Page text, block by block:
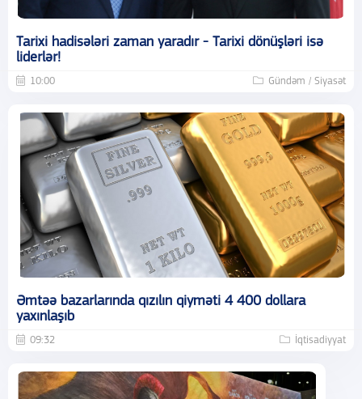
Tarixi hadisələri zaman yaradır - Tarixi dönüşləri isə
liderlər!
10:00 Gündəm / Siyasət
Əmtəə bazarlarında qızılın qiyməti 4 400 dollara
yaxınlaşıb
09:32 İqtisadiyyat